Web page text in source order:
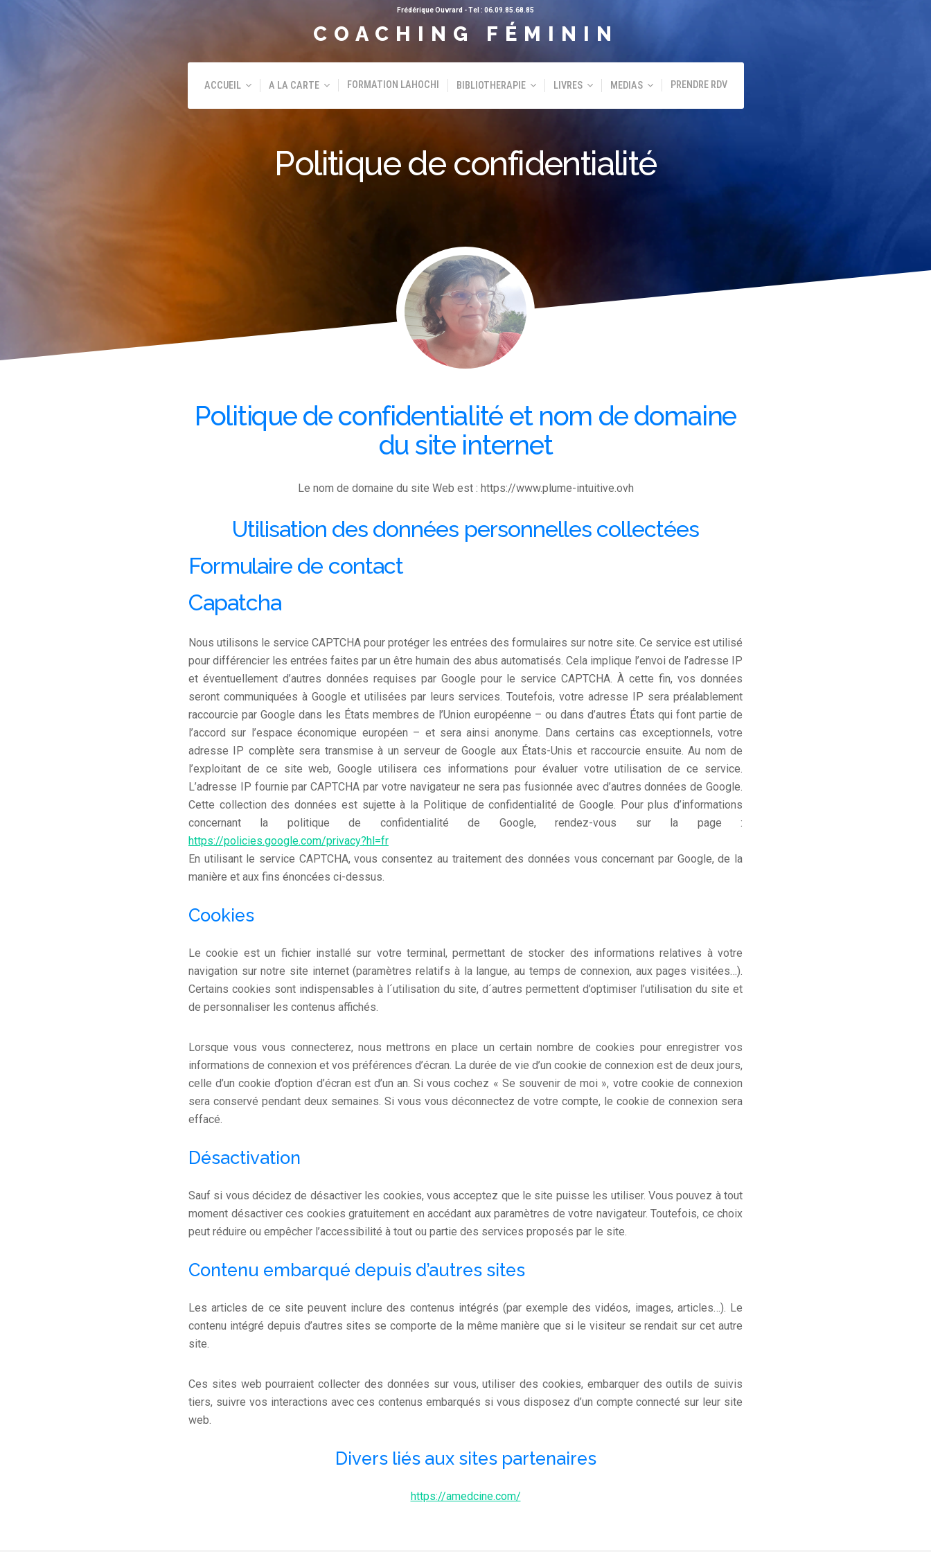
Frédérique Ouvrard - Tel : 06.09.85.68.85
COACHING FÉMININ
ACCUEIL A LA CARTE FORMATION LAHOCHI BIBLIOTHERAPIE LIVRES MEDIAS PRENDRE RDV
Politique de confidentialité
Politique de confidentialité et nom de domaine
du site internet
Le nom de domaine du site Web est : https://www.plume-intuitive.ovh
Utilisation des données personnelles collectées
Formulaire de contact
Capatcha
Nous utilisons le service CAPTCHA pour protéger les entrées des formulaires sur notre site. Ce service est utilisé
pour différencier les entrées faites par un être humain des abus automatisés. Cela implique l’envoi de l’adresse IP
et éventuellement d’autres données requises par Google pour le service CAPTCHA. À cette fin, vos données
seront communiquées à Google et utilisées par leurs services. Toutefois, votre adresse IP sera préalablement
raccourcie par Google dans les États membres de l’Union européenne – ou dans d’autres États qui font partie de
l’accord sur l’espace économique européen – et sera ainsi anonyme. Dans certains cas exceptionnels, votre
adresse IP complète sera transmise à un serveur de Google aux États-Unis et raccourcie ensuite. Au nom de
l’exploitant de ce site web, Google utilisera ces informations pour évaluer votre utilisation de ce service.
L’adresse IP fournie par CAPTCHA par votre navigateur ne sera pas fusionnée avec d’autres données de Google.
Cette collection des données est sujette à la Politique de confidentialité de Google. Pour plus d’informations
concernant la politique de confidentialité de Google, rendez-vous sur la page :
https://policies.google.com/privacy?hl=fr
En utilisant le service CAPTCHA, vous consentez au traitement des données vous concernant par Google, de la
manière et aux fins énoncées ci-dessus.
Cookies
Le cookie est un fichier installé sur votre terminal, permettant de stocker des informations relatives à votre
navigation sur notre site internet (paramètres relatifs à la langue, au temps de connexion, aux pages visitées…).
Certains cookies sont indispensables à l´utilisation du site, d´autres permettent d’optimiser l’utilisation du site et
de personnaliser les contenus affichés.
Lorsque vous vous connecterez, nous mettrons en place un certain nombre de cookies pour enregistrer vos
informations de connexion et vos préférences d’écran. La durée de vie d’un cookie de connexion est de deux jours,
celle d’un cookie d’option d’écran est d’un an. Si vous cochez « Se souvenir de moi », votre cookie de connexion
sera conservé pendant deux semaines. Si vous vous déconnectez de votre compte, le cookie de connexion sera
effacé.
Désactivation
Sauf si vous décidez de désactiver les cookies, vous acceptez que le site puisse les utiliser. Vous pouvez à tout
moment désactiver ces cookies gratuitement en accédant aux paramètres de votre navigateur. Toutefois, ce choix
peut réduire ou empêcher l’accessibilité à tout ou partie des services proposés par le site.
Contenu embarqué depuis d’autres sites
Les articles de ce site peuvent inclure des contenus intégrés (par exemple des vidéos, images, articles…). Le
contenu intégré depuis d’autres sites se comporte de la même manière que si le visiteur se rendait sur cet autre
site.
Ces sites web pourraient collecter des données sur vous, utiliser des cookies, embarquer des outils de suivis
tiers, suivre vos interactions avec ces contenus embarqués si vous disposez d’un compte connecté sur leur site
web.
Divers liés aux sites partenaires
https://amedcine.com/